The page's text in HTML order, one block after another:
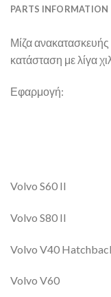
PARTS INFORMATION
Μίζα ανακατασκευής
κατάσταση με λίγα
Εφαρμογή:
Volvo S60 II
Volvo S80 II
Volvo V40
Volvo V60